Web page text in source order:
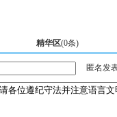
精华区(0条)
匿名发表